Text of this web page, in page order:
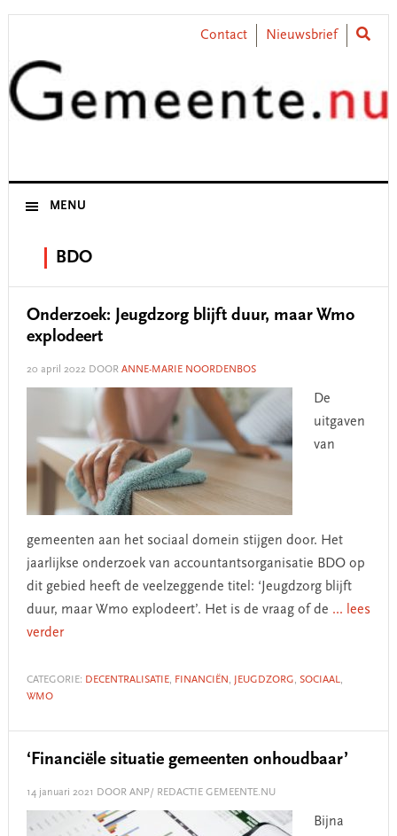
Skip
primary
navigation
Skip
content
Skip
primary
sidebar
Skip
footer
Contact Nieuwsbrief
MENU
BDO
Onderzoek: Jeugdzorg blijft duur, maar Wmo
explodeert
20 april 2022DOOR ANNE-MARIE NOORDENBOS
De
uitgaven
van
gemeenten aan het sociaal domein stijgen door. Het
jaarlijkse onderzoek van accountantsorganisatie BDO op
dit gebied heeft de veelzeggende titel: ‘Jeugdzorg blijft
duur, maar Wmo explodeert’. Het is de vraag of de ... lees
verder
CATEGORIE: DECENTRALISATIE, FINANCIËN , JEUGDZORG, SOCIAAL,
WMO
‘Financiële situatie gemeenten onhoudbaar’
14 januari 2021 DOOR ANP/ REDACTIE GEMEENTE.NU
Bijna